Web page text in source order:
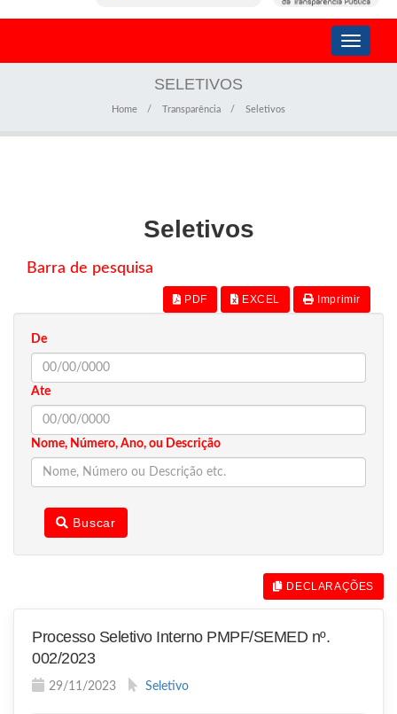
Toggle
SELETIVOS
Home Transparência Seletivos
Seletivos
Barra de pesquisa
PDF EXCEL Imprimir
De
Ate
Nome, Número, Ano, ou Descrição
Buscar
DECLARAÇÕES
Processo Seletivo Interno PMPF/SEMED nº.
002/2023
29/11/2023 Seletivo